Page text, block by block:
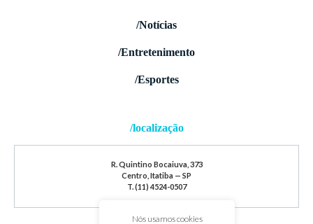
/Notícias
/Entretenimento
/Esportes
/localização
R. Quintino Bocaiuva, 373
Centro, Itatiba — SP
T. (11) 4524-0507
Nós usamos cookies